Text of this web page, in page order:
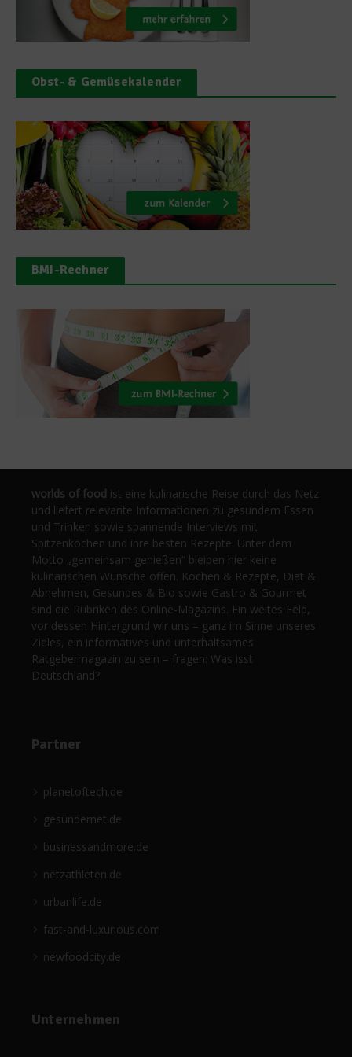
Obst- & Gemüsekalender
BMI-Rechner
worlds of food ist eine kulinarische Reise durch das Netz
und liefert relevante Informationen zu gesundem Essen
und Trinken sowie spannende Interviews mit
Spitzenköchen und ihre besten Rezepte. Unter dem
Motto „gemeinsam genießen“ bleiben hier keine
kulinarischen Wünsche offen. Kochen & Rezepte, Diät &
Abnehmen, Gesundes & Bio sowie Gastro & Gourmet
sind die Rubriken des Online-Magazins. Ein weites Feld,
vor dessen Hintergrund wir uns – ganz im Sinne unseres
Zieles, ein informatives und unterhaltsames
Ratgebermagazin zu sein – fragen: Was isst
Deutschland?
Partner
planetoftech.de
gesündernet.de
businessandmore.de
netzathleten.de
urbanlife.de
fast-and-luxurious.com
newfoodcity.de
Unternehmen